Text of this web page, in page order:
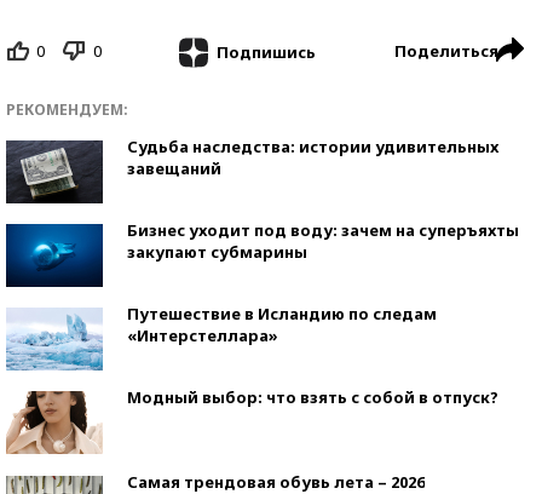
0 0 Подпишись Поделиться
РЕКОМЕНДУЕМ:
Судьба наследства: истории удивительных
завещаний
Бизнес уходит под воду: зачем на суперъяхты
закупают субмарины
Путешествие в Исландию по следам
«Интерстеллара»
Модный выбор: что взять с собой в отпуск?
Самая трендовая обувь лета – 2026